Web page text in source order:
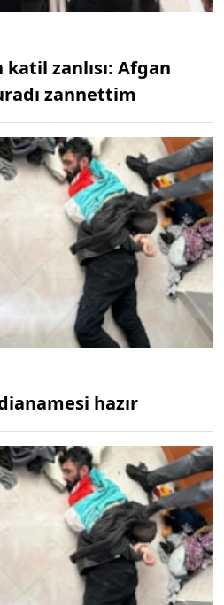
katil zanlısı: Afgan
zannettim
hazır